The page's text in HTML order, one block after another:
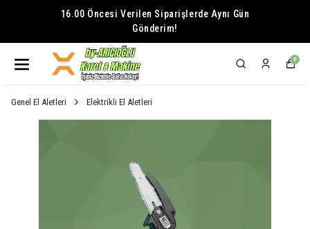
16.00 Öncesi Verilen Siparişlerde Aynı Gün
Gönderim!
0
Genel El Aletleri Elektrikli El Aletleri